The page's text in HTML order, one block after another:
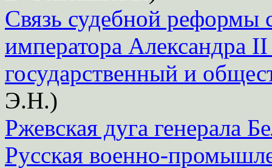
Связь судебной
императора Александра
государственный и
Э.Н.)
Ржевская дуга генерала
Русская военно-